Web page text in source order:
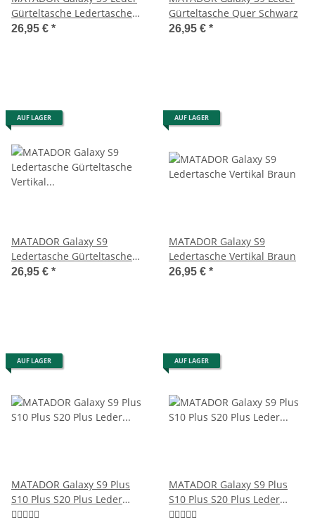
Gürteltasche Ledertasche
Vertikal Braun
26,95 € *
Gürteltasche Quer Schwarz
26,95 € *
AUF LAGER
MATADOR Galaxy S9
Ledertasche Gürteltasche
Vertikal Braun
26,95 € *
AUF LAGER
MATADOR Galaxy S9
Ledertasche Vertikal Braun
26,95 € *
AUF LAGER
MATADOR Galaxy S9 Plus
S10 Plus S20 Plus Leder
Gürteltasche Braun
AUF LAGER
MATADOR Galaxy S9 Plus
S10 Plus S20 Plus Leder
Gürteltasche Schwarz